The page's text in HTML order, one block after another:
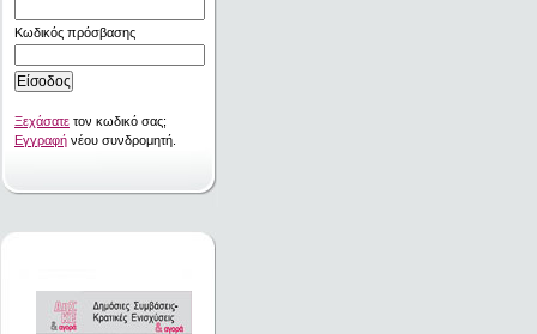
Κωδικός πρόσβασης
Ξεχάσατε τον κωδικό σας;
Εγγραφή νέου συνδρομητή.